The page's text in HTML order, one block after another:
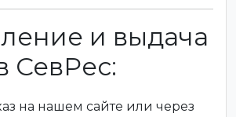
и выдача
СевРес:
на нашем сайте или через